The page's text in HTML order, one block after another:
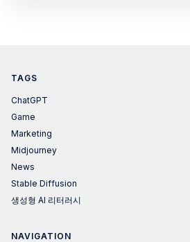
TAGS
ChatGPT
Game
Marketing
Midjourney
News
Stable Diffusion
생성형 AI 리터러시
NAVIGATION